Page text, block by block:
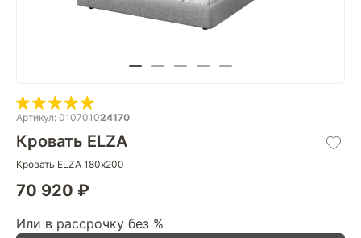
Артикул: 010701024170
Кровать ELZA
Кровать ELZA 180х200
70 920 ₽
Или в рассрочку без %